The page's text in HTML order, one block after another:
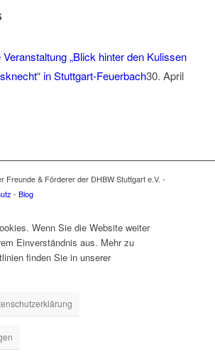
„Blick hinter den Kulissen
in Stuttgart-Feuerbach30. April
Freunde & Förderer der DHBW Stuttgart e.V. -
- Blog
Wenn Sie die Website weiter
Einverständnis aus. Mehr zu
finden Sie in unserer